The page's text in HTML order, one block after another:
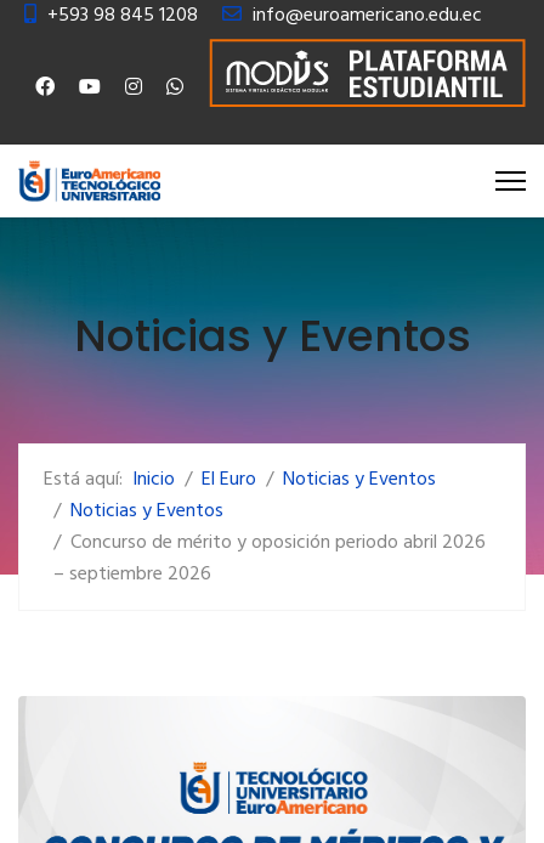
+593 98 845 1208 info@euroamericano.edu.ec
Noticias y Eventos
Está aquí: Inicio El Euro
Noticias y Eventos
Noticias y Eventos
Concurso de mérito y oposición periodo abril 2026
– septiembre 2026